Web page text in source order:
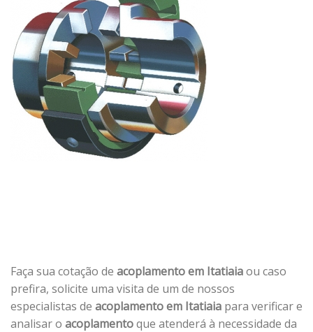
Faça sua cotação de acoplamento em Itatiaiaou caso
prefira, solicite uma visita de um de nossos
especialistas de acoplamento em Itatiaia para verificar e
analisar o acoplamentoque atenderá à necessidade da